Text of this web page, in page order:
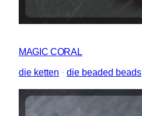
MAGIC CORAL
die ketten · die beaded beads